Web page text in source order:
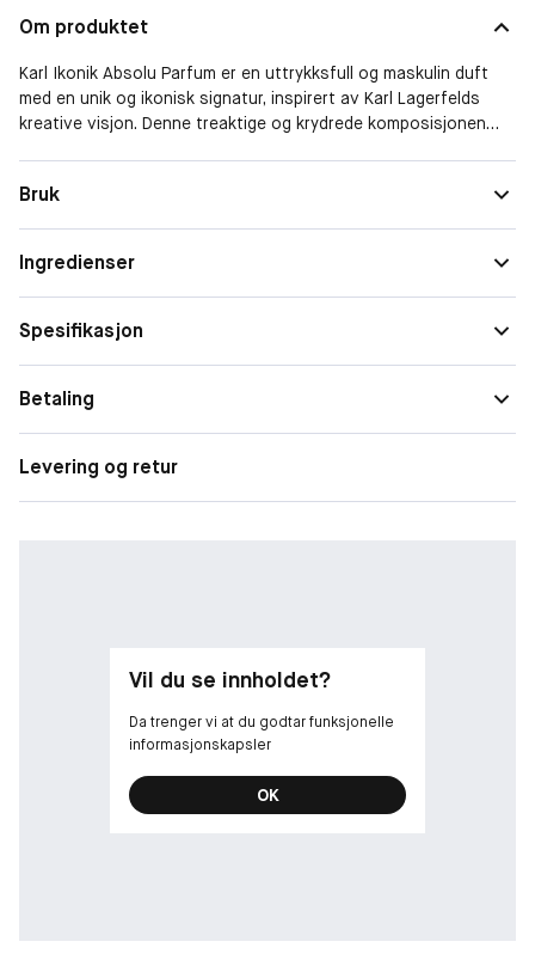
Om produktet
Karl Ikonik Absolu Parfum er en uttrykksfull og maskulin duft
med en unik og ikonisk signatur, inspirert av Karl Lagerfelds
kreative visjon. Denne treaktige og krydrede komposisjonen
amber. Resultatet er en karismatisk duft som fanger Lagerfelds
legendariske stil. Den kromfargede flasken, inspirert av hans
Be Ikonik.
• Maskulin duft fra Karl Lagerfeld
• Parfum
Hjerte: Hvit sedertre
Base: Amber
Bruk
Ingredienser
Spesifikasjon
Betaling
Levering og retur
Vil du se innholdet?
Da trenger vi at du godtar funksjonelle
informasjonskapsler
OK